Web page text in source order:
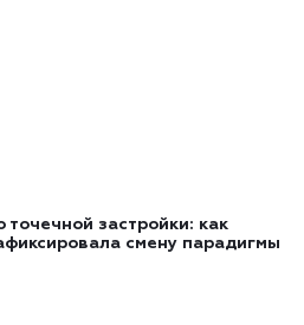
застройки: как
смену парадигмы